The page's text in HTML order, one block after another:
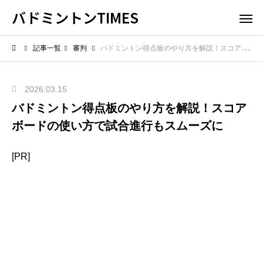
バドミントンTIMES
記事一覧 審判 バドミントン得点板のやり方を解説！スコアボードの使い方で試合進行もスムーズに
2026.03.15
バドミントン得点板のやり方を解説！スコア
ボードの使い方で試合進行もスムーズに
[PR]